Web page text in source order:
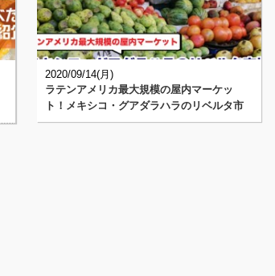
2020/09/14(月)
ラテンアメリカ最大規模の屋内マーケッ
ト！メキシコ・グアダラハラのリベルタ市
場(通･･･